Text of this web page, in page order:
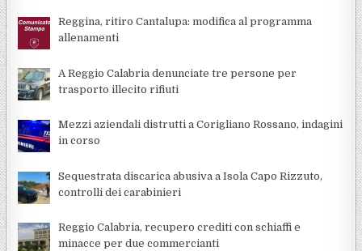
Reggina, ritiro Cantalupa: modifica al programma
allenamenti
A Reggio Calabria denunciate tre persone per
trasporto illecito rifiuti
Mezzi aziendali distrutti a Corigliano Rossano, indagini
in corso
Sequestrata discarica abusiva a Isola Capo Rizzuto,
controlli dei carabinieri
Reggio Calabria, recupero crediti con schiaffi e
minacce per due commercianti